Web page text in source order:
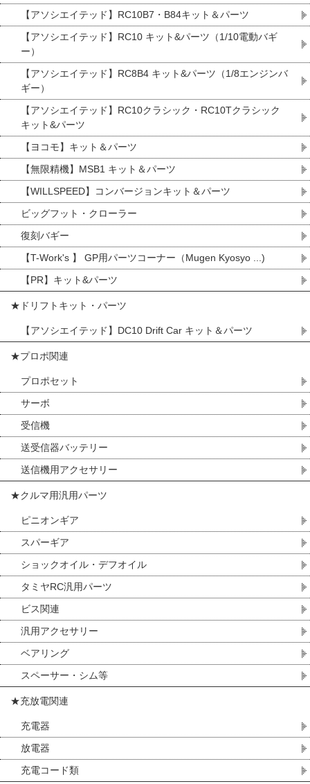
【アソシエイテッド】RC10B7・B84キット＆パーツ
【アソシエイテッド】RC10 キット&パーツ（1/10電動バギ
ー）
【アソシエイテッド】RC8B4 キット&パーツ（1/8エンジンバ
ギー）
【アソシエイテッド】RC10クラシック・RC10Tクラシック
キット&パーツ
【ヨコモ】キット＆パーツ
【無限精機】MSB1 キット＆パーツ
【WILLSPEED】コンバージョンキット＆パーツ
ビッグフット・クローラー
復刻バギー
【T-Work's 】 GP用パーツコーナー（Mugen Kyosyo ...)
【PR】キット&パーツ
★ドリフトキット・パーツ
【アソシエイテッド】DC10 Drift Car キット＆パーツ
★プロポ関連
プロポセット
サーボ
受信機
送受信器バッテリー
送信機用アクセサリー
★クルマ用汎用パーツ
ピニオンギア
スパーギア
ショックオイル・デフオイル
タミヤRC汎用パーツ
ビス関連
汎用アクセサリー
ベアリング
スペーサー・シム等
★充放電関連
充電器
放電器
充電コード類